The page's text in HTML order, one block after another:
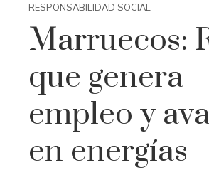
RESPONSABILIDAD SOCIAL
Marruecos:
que genera
empleo y
en energías